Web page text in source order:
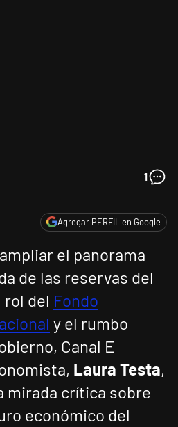
1
Agregar PERFIL en Google
el panorama
de las reservas del
rol del Fondo
y el rumbo
Canal E
Laura Testa,
mirada crítica sobre
económico del